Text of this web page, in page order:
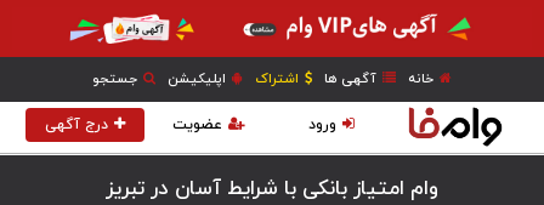
خانه آگهی ها اشتراک اپلیکیشن جستجو
درج آگهی عضویت ورود
وام امتیاز بانکی با شرایط آسان در تبريز